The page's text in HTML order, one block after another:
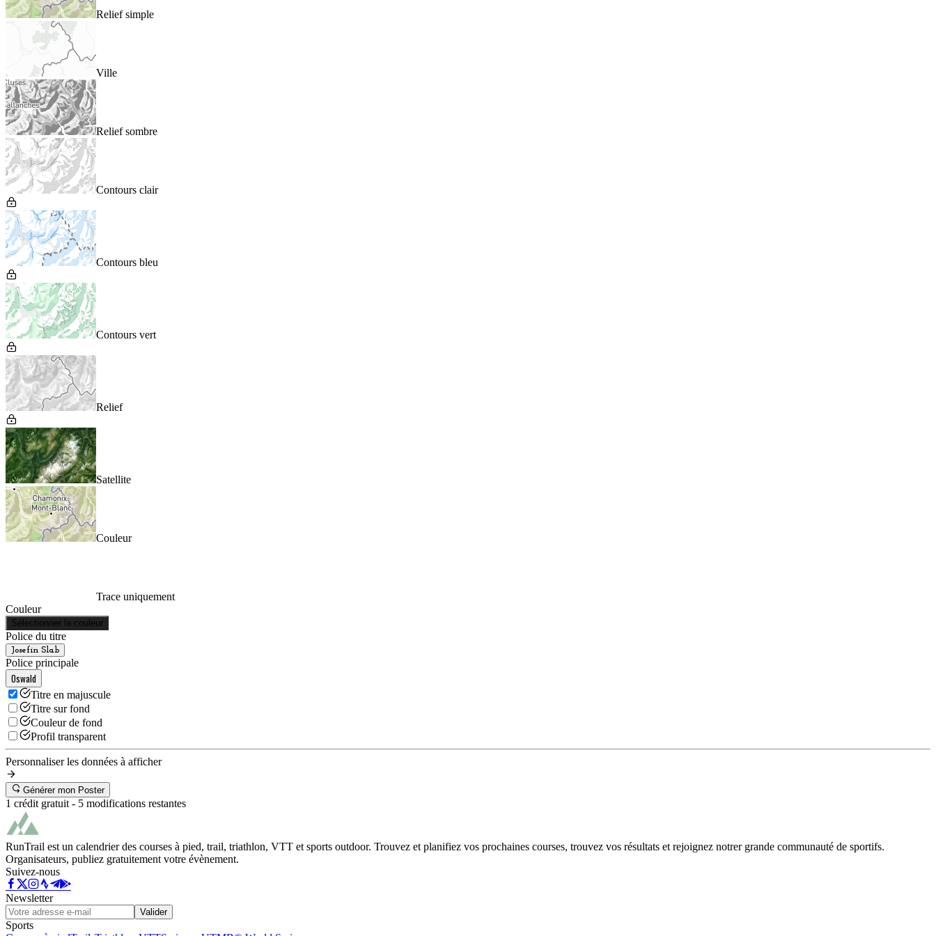
Relief simple
Ville
Relief sombre
Contours clair
Contours bleu
Contours vert
Relief
Satellite
Couleur
Trace uniquement
Couleur
Sélectionner la couleur
Police du titre
Josefin Slab
Police principale
Oswald
Titre en majuscule
Titre sur fond
Couleur de fond
Profil transparent
Personnaliser les données à afficher
Générer mon Poster
1 crédit gratuit - 5 modifications restantes
RunTrail est un calendrier des courses à pied, trail, triathlon, VTT et sports outdoor. Trouvez et planifiez vos prochaines courses, trouvez vos résultats et rejoignez notrer grande communauté de sportifs.
Organisateurs, publiez gratuitement votre évènement.
Suivez-nous
Newsletter
Valider
Sports